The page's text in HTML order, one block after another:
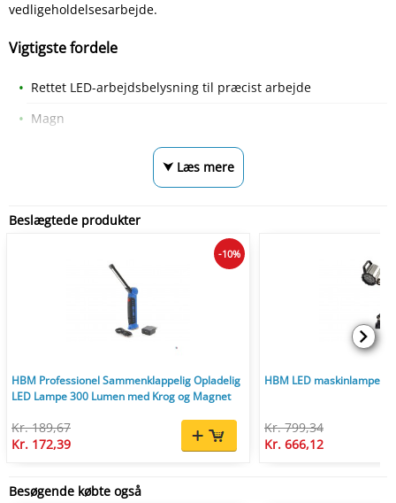
vedligeholdelsesarbejde.
Vigtigste fordele
Rettet LED-arbejdsbelysning til præcist arbejde
Magn
⮟ Læs mere
Beslægtede produkter
HBM Professionel Sammenklappelig Opladelig
LED Lampe 300 Lumen med Krog og Magnet
Kr. 189,67
Kr. 172,39
-10%
HBM LED maskinlampe
Kr. 799,34
Kr. 666,12
Besøgende købte også